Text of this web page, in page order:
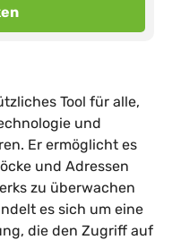
Tool für alle,
und
Er ermöglicht es
und Adressen
zu überwachen
es sich um eine
die den Zugriff auf